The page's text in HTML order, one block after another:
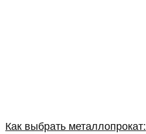
Как выбрать металлопрокат: